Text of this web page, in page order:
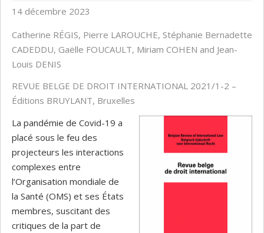
14 décembre 2023
Catherine RÉGIS, Pierre LAROUCHE, Stéphanie Bernadette
CADEDDU, Gaëlle FOUCAULT, Miriam COHEN and Jean-
Louis DENIS
REVUE BELGE DE DROIT INTERNATIONAL 2021/1-2 –
Éditions BRUYLANT, Bruxelles
La pandémie de Covid-19 a
placé sous le feu des
projecteurs les interactions
complexes entre
l’Organisation mondiale de
la Santé (OMS) et ses États
membres, suscitant des
critiques de la part de